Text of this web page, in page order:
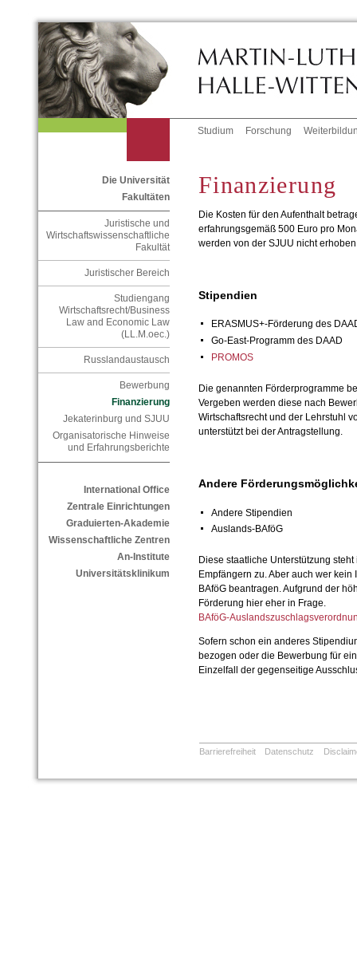
Studium Forschung
Die Universität
Fakultäten
Juristische und
Wirtschaftswissenschaftliche
Fakultät
Juristischer Bereich
Studiengang
Wirtschaftsrecht/Business
Law and Economic Law
(LL.M.oec.)
Russlandaustausch
Bewerbung
Finanzierung
Jekaterinburg und SJUU
Organisatorische Hinweise
und Erfahrungsberichte
International Office
Zentrale Einrichtungen
Graduierten-Akademie
Wissenschaftliche Zentren
An-Institute
Universitätsklinikum
Finanzierung
Die Kosten für den Aufenthalt
erfahrungsgemäß 500 Euro pro
werden von der SJUU nicht
Stipendien
ERASMUS+-Förderung des
Go-East-Programm des DAAD
PROMOS
Die genannten Förderprogramme
Vergeben werden diese nach
Wirtschaftsrecht und der Lehrstuhl
unterstützt bei der Antragstellung.
Andere
Andere Stipendien
Auslands-BAföG
Diese staatliche Unterstützung
Empfängern zu. Aber auch wer
BAföG beantragen. Aufgrund der
Förderung hier eher in Frage.
BAföG-
Sofern schon ein anderes
bezogen oder die Bewerbung für
Einzelfall der gegenseitige
Barrierefreiheit Datenschutz